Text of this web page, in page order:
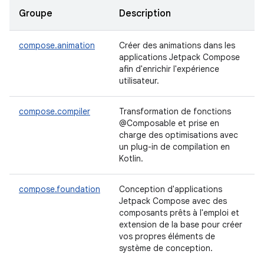
Groupe Description
compose.animation
Créer des animations dans les
applications Jetpack Compose
afin d'enrichir l'expérience
utilisateur.
compose.compiler
Transformation de fonctions
@Composable et prise en
charge des optimisations avec
un plug-in de compilation en
Kotlin.
compose.foundation
Conception d'applications
Jetpack Compose avec des
composants prêts à l'emploi et
extension de la base pour créer
vos propres éléments de
système de conception.